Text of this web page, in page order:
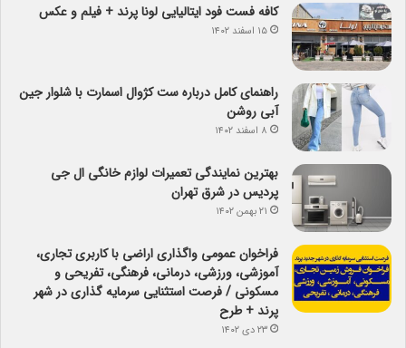
کافه فست فود ایتالیایی لونا پرند + فیلم و عکس
۱۵ اسفند ۱۴۰۲
راهنمای کامل درباره ست کژوال اسمارت با شلوار جین
آبی روشن
۸ اسفند ۱۴۰۲
بهترین نمایندگی تعمیرات لوازم خانگی ال جی
پردیس در شرق تهران
۲۱ بهمن ۱۴۰۲
فراخوان عمومی واگذاری اراضی با کاربری تجاری،
آموزشی، ورزشی، درمانی، فرهنگی، تفریحی و
مسکونی / فرصت استثنایی سرمایه گذاری در شهر
پرند + طرح
۲۳ دی ۱۴۰۲